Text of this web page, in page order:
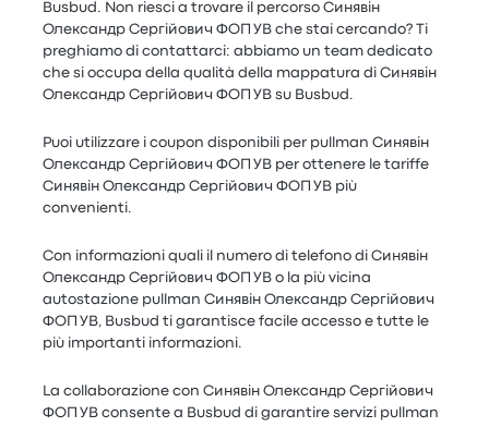
Busbud. Non riesci a trovare il percorso Синявін
Олександр Сергійович ФОП УВ che stai cercando? Ti
preghiamo di contattarci: abbiamo un team dedicato
che si occupa della qualità della mappatura di Синявін
Олександр Сергійович ФОП УВ su Busbud.
Puoi utilizzare i coupon disponibili per pullman Синявін
Олександр Сергійович ФОП УВ per ottenere le tariffe
Синявін Олександр Сергійович ФОП УВ più
convenienti.
Con informazioni quali il numero di telefono di Синявін
Олександр Сергійович ФОП УВ o la più vicina
autostazione pullman Синявін Олександр Сергійович
ФОП УВ, Busbud ti garantisce facile accesso e tutte le
più importanti informazioni.
La collaborazione con Синявін Олександр Сергійович
ФОП УВ consente a Busbud di garantire servizi pullman